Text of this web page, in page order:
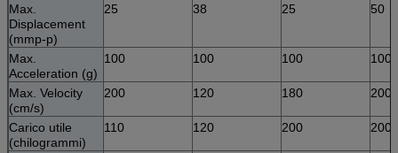
Max.
Displacement
(mmp-p)
25 38 25 50
Max.
Acceleration (g)
100 100 100 100
Max. Velocity
(cm/s)
200 120 180 200
Carico utile
(chilogrammi)
110 120 200 200